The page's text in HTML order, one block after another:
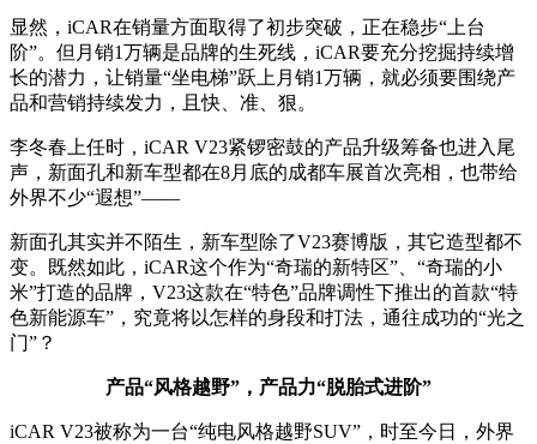
显然，iCAR在销量方面取得了初步突破，正在稳步“上台
阶”。但月销1万辆是品牌的生死线，iCAR要充分挖掘持续增
长的潜力，让销量“坐电梯”跃上月销1万辆，就必须要围绕产
品和营销持续发力，且快、准、狠。
李冬春上任时，iCAR V23紧锣密鼓的产品升级筹备也进入尾
声，新面孔和新车型都在8月底的成都车展首次亮相，也带给
外界不少“遐想”——
新面孔其实并不陌生，新车型除了V23赛博版，其它造型都不
变。既然如此，iCAR这个作为“奇瑞的新特区”、“奇瑞的小
米”打造的品牌，V23这款在“特色”品牌调性下推出的首款“特
色新能源车”，究竟将以怎样的身段和打法，通往成功的“光之
门”？
产品“风格越野”，产品力“脱胎式进阶”
iCAR V23被称为一台“纯电风格越野SUV”，时至今日，外界